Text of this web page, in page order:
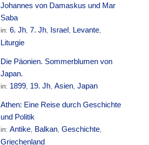
Johannes von Damaskus und Mar
Saba
in:6. Jh, 7. Jh, Israel, Levante,
Liturgie
Die Päonien. Sommerblumen von
Japan.
in: 1899, 19. Jh,Asien,Japan
Athen: Eine Reise durch Geschichte
und Politik
in:Antike, Balkan,Geschichte,
Griechenland